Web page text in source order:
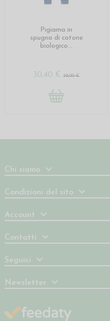
Pigiama in
spugna di cotone
biologico...
30,40 €38,00 €
Chi siamo
Condizioni del sito
Account
Contatti
Seguici
Newsletter